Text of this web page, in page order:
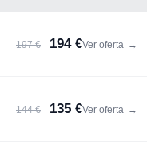
197 € 194 €Ver oferta →
144 € 135 €Ver oferta →